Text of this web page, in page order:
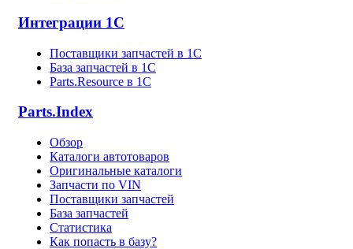
Интеграции 1С
Поставщики запчастей в 1C
База запчастей в 1С
Parts.Resource в 1C
Parts.Index
Обзор
Каталоги автотоваров
Оригинальные каталоги
Запчасти по VIN
Поставщики запчастей
База запчастей
Статистика
Как попасть в базу?